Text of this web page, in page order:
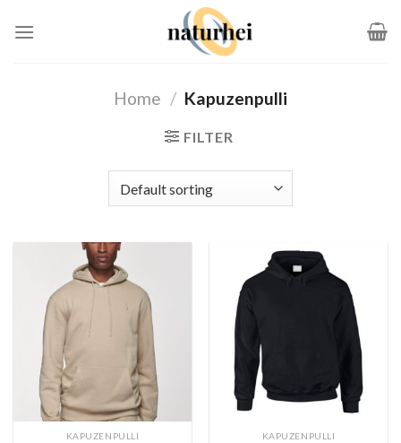
Inhalt
Home / Kapuzenpulli
FILTER
KAPUZENPULLI KAPUZENPULLI